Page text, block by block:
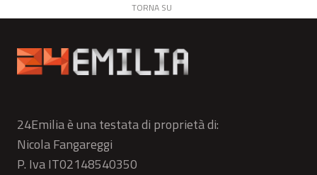
TORNA SU
24Emilia è una testata di proprietà di:
Nicola Fangareggi
P. Iva IT02148540350